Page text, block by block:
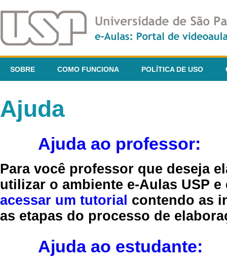
SOBRE COMO FUNCIONA POLÍTICA DE USO
Ajuda
Ajuda ao professor:
Para você professor que deseja
utilizar o ambiente e-Aulas USP
acessar um tutorial contendo as
as etapas do processo de
Ajuda ao estudante: